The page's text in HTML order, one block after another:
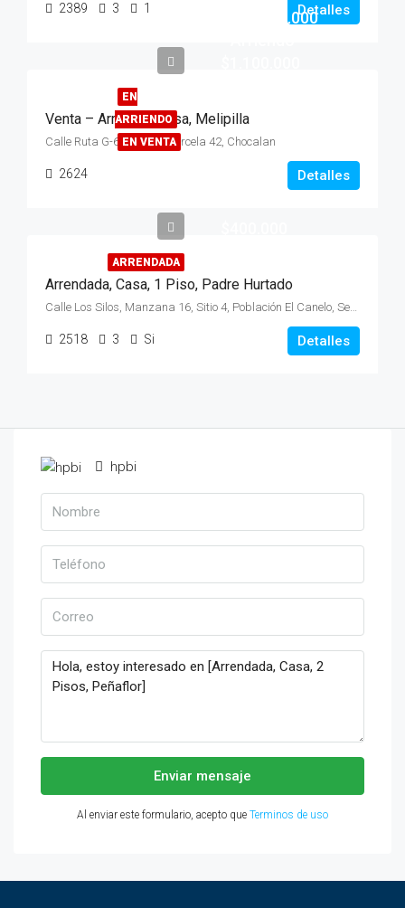
2389 3 1 Detalles
EN
ARRIENDO
EN VENTA
$350.000.000
Venta – Arriendo, Casa, Melipilla
Calle Ruta G-60 #6100, Parcela 42, Chocalan
2624 Detalles
ARRENDADA
Arrendada, Casa, 1 Piso, Padre Hurtado
Calle Los Silos, Manzana 16, Sitio 4, Población El Canelo, Sector Los Silos, Padre Hurtado
2518 3 Si Detalles
hpbi
Enviar mensaje
Al enviar este formulario, acepto que Terminos de uso